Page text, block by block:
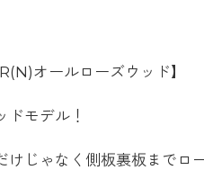
オールローズウッド】
ドモデル！
けじゃなく側板裏板までロ